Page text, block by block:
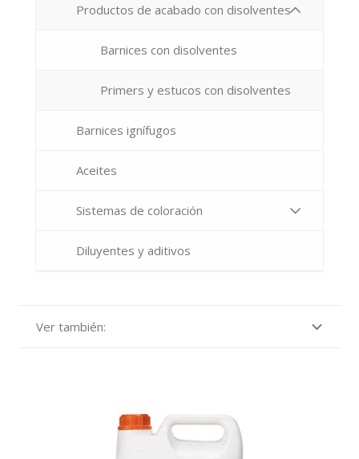
Productos de acabado con disolventes
Barnices con disolventes
Primers y estucos con disolventes
Barnices ignífugos
Aceites
Sistemas de coloración
Diluyentes y aditivos
Ver también: